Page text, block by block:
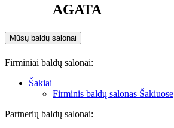
AGATA
Mūsų baldų salonai
Firminiai baldų salonai:
Šakiai
Firminis baldų salonas Šakiuose
Partnerių baldų salonai: